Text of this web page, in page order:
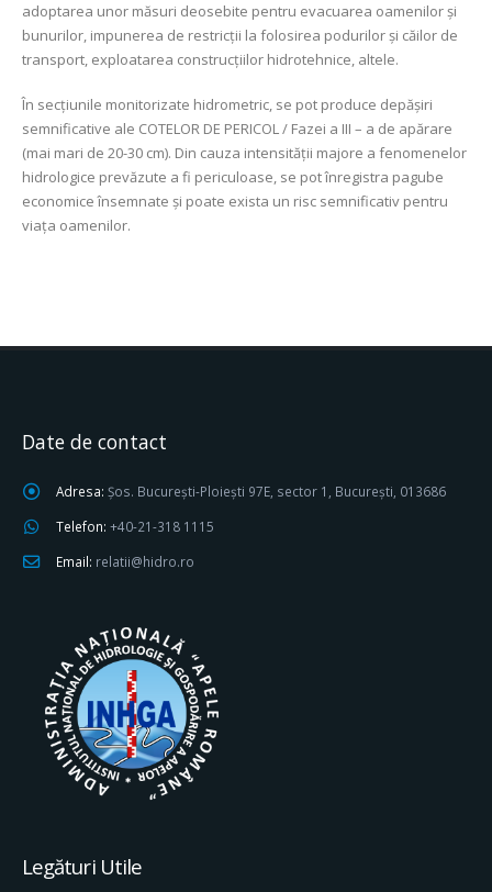
adoptarea unor măsuri deosebite pentru evacuarea oamenilor şi
bunurilor, impunerea de restricţii la folosirea podurilor şi căilor de
transport, exploatarea construcţiilor hidrotehnice, altele.
În secţiunile monitorizate hidrometric, se pot produce depășiri
semnificative ale COTELOR DE PERICOL / Fazei a III – a de apărare
(mai mari de 20-30 cm). Din cauza intensității majore a fenomenelor
hidrologice prevăzute a fi periculoase, se pot înregistra pagube
economice însemnate şi poate exista un risc semnificativ pentru
viața oamenilor.
Date de contact
Adresa: Șos. București-Ploiești 97E, sector 1, București, 013686
Telefon: +40-21-318 1115
Email: relatii@hidro.ro
Legături Utile